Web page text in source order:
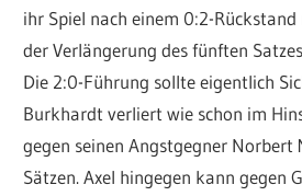
ihr Spiel nach einem 0:2-
der Verlängerung des fünften
Die 2:0-Führung sollte eigentlich
Burkhardt verliert wie schon im
gegen seinen Angstgegner
Sätzen. Axel hingegen kann gegen